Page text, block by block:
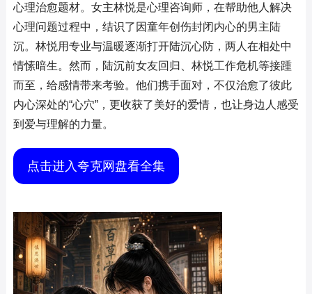
心理治愈题材。女主林悦是心理咨询师，在帮助他人解决
心理问题过程中，结识了因童年创伤封闭内心的男主陆
沉。林悦用专业与温暖逐渐打开陆沉心防，两人在相处中
情愫暗生。然而，陆沉前女友回归、林悦工作危机等接踵
而至，给感情带来考验。他们携手面对，不仅治愈了彼此
内心深处的“心穴”，更收获了美好的爱情，也让身边人感受
到爱与理解的力量。
点击进入夸克网盘看全集